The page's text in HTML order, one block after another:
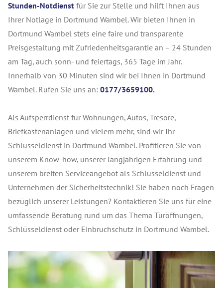
Stunden-Notdienst für Sie zur Stelle und hilft Ihnen aus
Ihrer Notlage in Dortmund Wambel. Wir bieten Ihnen in
Dortmund Wambel stets eine faire und transparente
Preisgestaltung mit Zufriedenheitsgarantie an – 24 Stunden
am Tag, auch sonn- und feiertags, 365 Tage im Jahr.
Innerhalb von 30 Minuten sind wir bei Ihnen in Dortmund
Wambel. Rufen Sie uns an: 0177/3659100.
Als Aufsperrdienst für Wohnungen, Autos, Tresore,
Briefkastenanlagen und vielem mehr, sind wir Ihr
Schlüsseldienst in Dortmund Wambel. Profitieren Sie von
unserem Know-how, unserer langjährigen Erfahrung und
unserem breiten Serviceangebot als Schlüsseldienst und
Unternehmen der Sicherheitstechnik! Sie haben noch Fragen
bezüglich unserer Leistungen? Kontaktieren Sie uns für eine
umfassende Beratung rund um das Thema Türöffnungen,
Schlüsseldienst oder Einbruchschutz in Dortmund Wambel.